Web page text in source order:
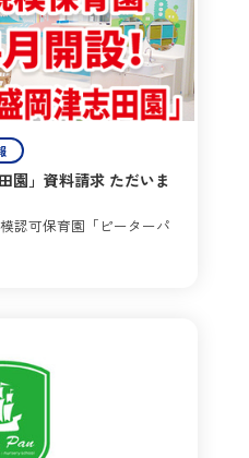
園」資料請求 ただいま
認可保育園「ピーターパ